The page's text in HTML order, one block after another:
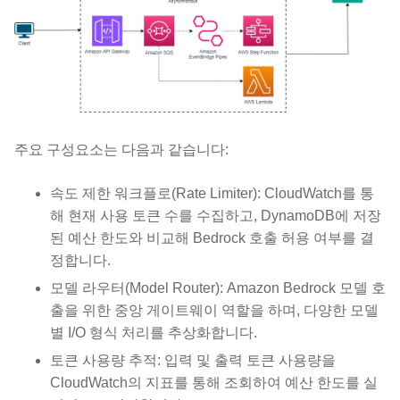
주요 구성요소는 다음과 같습니다:
속도 제한 워크플로(Rate Limiter): CloudWatch를 통
해 현재 사용 토큰 수를 수집하고, DynamoDB에 저장
된 예산 한도와 비교해 Bedrock 호출 허용 여부를 결
정합니다.
모델 라우터(Model Router): Amazon Bedrock 모델 호
출을 위한 중앙 게이트웨이 역할을 하며, 다양한 모델
별 I/O 형식 처리를 추상화합니다.
토큰 사용량 추적: 입력 및 출력 토큰 사용량을
CloudWatch의 지표를 통해 조회하여 예산 한도를 실